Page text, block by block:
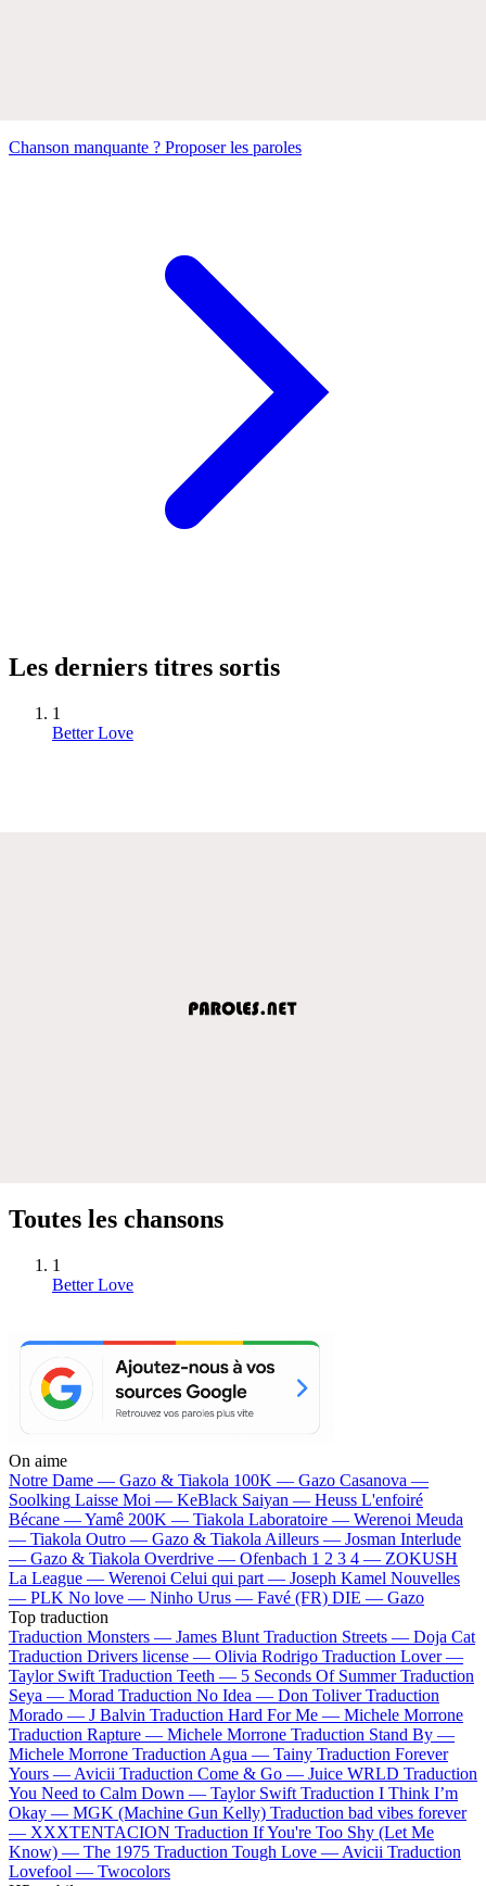
Chanson manquante ? Proposer les paroles
Les derniers titres sortis
1
Better Love
Toutes les chansons
1
Better Love
On aime
Notre Dame — Gazo & Tiakola 100K — Gazo Casanova —
Soolking Laisse Moi — KeBlack Saiyan — Heuss L'enfoiré
Bécane —Yamê 200K — Tiakola Laboratoire — Werenoi Meuda
— Tiakola Outro — Gazo & Tiakola Ailleurs — Josman Interlude
— Gazo & Tiakola Overdrive — Ofenbach 1 2 3 4 — ZOKUSH
La League — Werenoi Celui qui part — Joseph Kamel Nouvelles
— PLK No love — Ninho Urus — Favé (FR) DIE — Gazo
Top traduction
Traduction Monsters — James Blunt Traduction Streets — Doja Cat
Traduction Drivers license — Olivia Rodrigo Traduction Lover —
Taylor Swift Traduction Teeth — 5 Seconds Of Summer Traduction
Seya — Morad Traduction No Idea — Don Toliver Traduction
Morado — J Balvin Traduction Hard For Me — Michele Morrone
Traduction Rapture — Michele Morrone Traduction Stand By —
Michele Morrone Traduction Agua — Tainy Traduction Forever
Yours — Avicii Traduction Come & Go — Juice WRLD Traduction
You Need to Calm Down — Taylor Swift Traduction I Think I’m
Okay — MGK (Machine Gun Kelly) Traduction bad vibes forever
— XXXTENTACION Traduction If You're Too Shy (Let Me
Know) — The 1975 Traduction Tough Love — Avicii Traduction
Lovefool — Twocolors